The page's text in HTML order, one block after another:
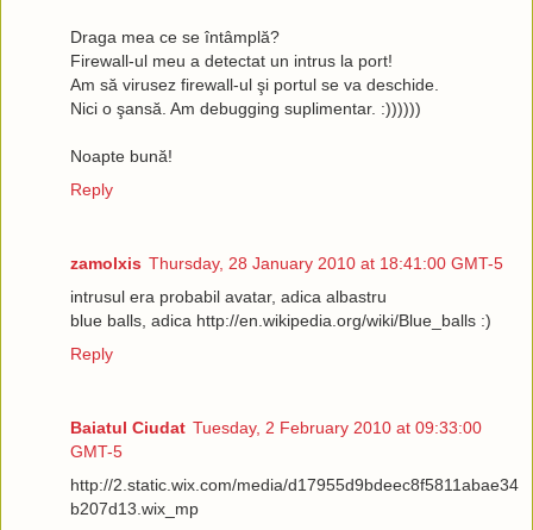
Draga mea ce se întâmplă?
Firewall-ul meu a detectat un intrus la port!
Am să virusez firewall-ul şi portul se va deschide.
Nici o şansă. Am debugging suplimentar. :))))))
Noapte bună!
Reply
zamolxis Thursday, 28 January 2010 at 18:41:00 GMT-5
intrusul era probabil avatar, adica albastru
blue balls, adica http://en.wikipedia.org/wiki/Blue_balls :)
Reply
Baiatul Ciudat Tuesday, 2 February 2010 at 09:33:00
GMT-5
http://2.static.wix.com/media/d17955d9bdeec8f5811abae34
b207d13.wix_mp